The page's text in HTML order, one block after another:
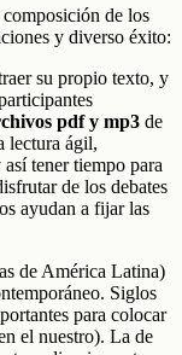
de los
y diverso éxito:
su propio texto, y
pdf y mp3 de
lectura ágil,
tener tiempo para
de los debates
ayudan a fijar las
de América Latina)
Siglos
para colocar
el nuestro). La de